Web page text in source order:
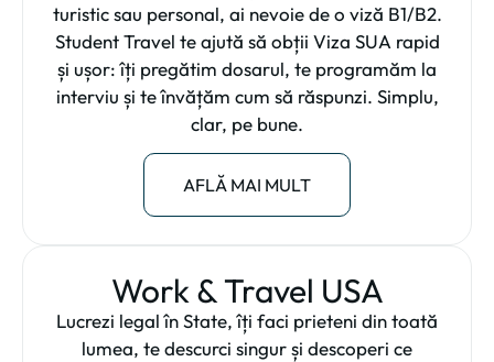
turistic sau personal, ai nevoie de o viză B1/B2.
Student Travel te ajută să obții Viza SUA rapid
și ușor: îți pregătim dosarul, te programăm la
interviu și te învățăm cum să răspunzi. Simplu,
clar, pe bune.
AFLĂ MAI MULT
Work & Travel USA
Lucrezi legal în State, îți faci prieteni din toată
lumea, te descurci singur și descoperi ce